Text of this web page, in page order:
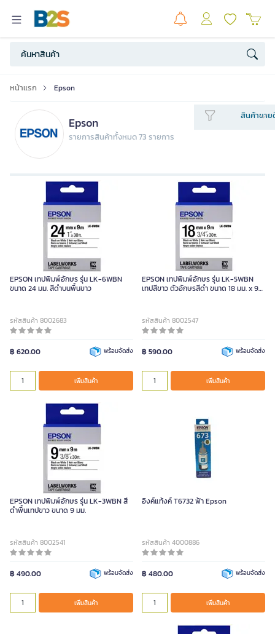
หน้าแรก Epson
Epson
รายการสินค้าทั้งหมด 73 รายการ
สินค้าขาย
EPSON เทปพิมพ์อักษร รุ่น LK-6WBN
ขนาด 24 มม. สีดำบนพื้นขาว
รหัสสินค้า 8002683
฿ 620.00 พร้อมจัดส่ง
เพิ่มสินค้า
EPSON เทปพิมพ์อักษร รุ่น LK-5WBN
เทปสีขาว ตัวอักษรสีดำ ขนาด 18 มม. x 9
รหัสสินค้า 8002547
฿ 590.00 พร้อมจัดส่ง
เพิ่มสินค้า
EPSON เทปพิมพ์อักษร รุ่น LK-3WBN สี
ดำพื้นเทปขาว ขนาด 9 มม.
รหัสสินค้า 8002541
฿ 490.00 พร้อมจัดส่ง
เพิ่มสินค้า
อิงค์แท้งค์ T6732 ฟ้า Epson
รหัสสินค้า 4000886
฿ 480.00 พร้อมจัดส่ง
เพิ่มสินค้า